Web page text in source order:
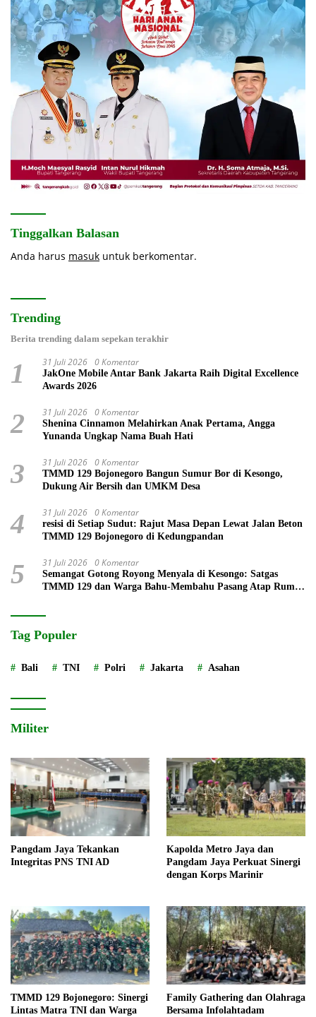
Tinggalkan Balasan
Anda harus masuk untuk berkomentar.
Trending
Berita trending dalam sepekan terakhir
1 31 Juli 2026 0 Komentar
JakOne Mobile Antar Bank Jakarta Raih Digital Excellence
Awards 2026
2 31 Juli 2026 0 Komentar
Shenina Cinnamon Melahirkan Anak Pertama, Angga
Yunanda Ungkap Nama Buah Hati
3 31 Juli 2026 0 Komentar
TMMD 129 Bojonegoro Bangun Sumur Bor di Kesongo,
Dukung Air Bersih dan UMKM Desa
4 31 Juli 2026 0 Komentar
resisi di Setiap Sudut: Rajut Masa Depan Lewat Jalan Beton
TMMD 129 Bojonegoro di Kedungpandan
5 31 Juli 2026 0 Komentar
Semangat Gotong Royong Menyala di Kesongo: Satgas
TMMD 129 dan Warga Bahu-Membahu Pasang Atap Rumah
Tag Populer
Bali TNI Polri Jakarta Asahan
Militer
Pangdam Jaya Tekankan
Integritas PNS TNI AD
Kapolda Metro Jaya dan
Pangdam Jaya Perkuat Sinergi
dengan Korps Marinir
TMMD 129 Bojonegoro: Sinergi
Lintas Matra TNI dan Warga
Family Gathering dan Olahraga
Bersama Infolahtadam